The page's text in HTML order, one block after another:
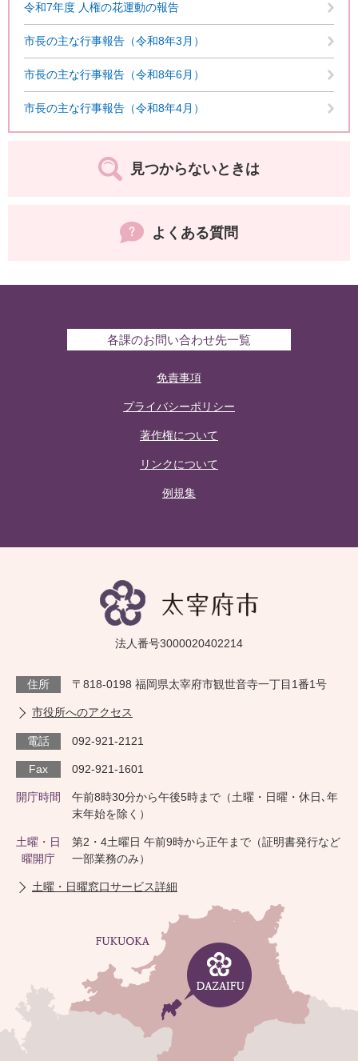
令和7年度 人権の花運動の報告
市長の主な行事報告（令和8年3月）
市長の主な行事報告（令和8年6月）
市長の主な行事報告（令和8年4月）
見つからないときは
よくある質問
各課のお問い合わせ先一覧
免責事項
プライバシーポリシー
著作権について
リンクについて
例規集
法人番号3000020402214
住所 〒818-0198 福岡県太宰府市観世音寺一丁目1番1号
市役所へのアクセス
電話 092-921-2121
Fax 092-921-1601
開庁時間
午前8時30分から午後5時まで（土曜・日曜・休日､年
末年始を除く）
土曜・日
曜開庁
第2・4土曜日 午前9時から正午まで（証明書発行など
一部業務のみ）
土曜・日曜窓口サービス詳細